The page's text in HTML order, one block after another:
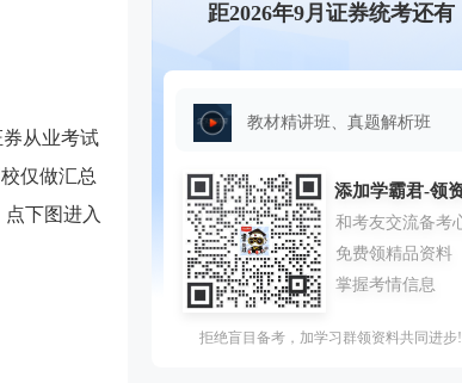
券从业考试
仅做汇总
下图进入
距2026年9月证券统考还有
教材精讲班、真题解析班
拒绝盲目备考，加学习群领资料共同进步!